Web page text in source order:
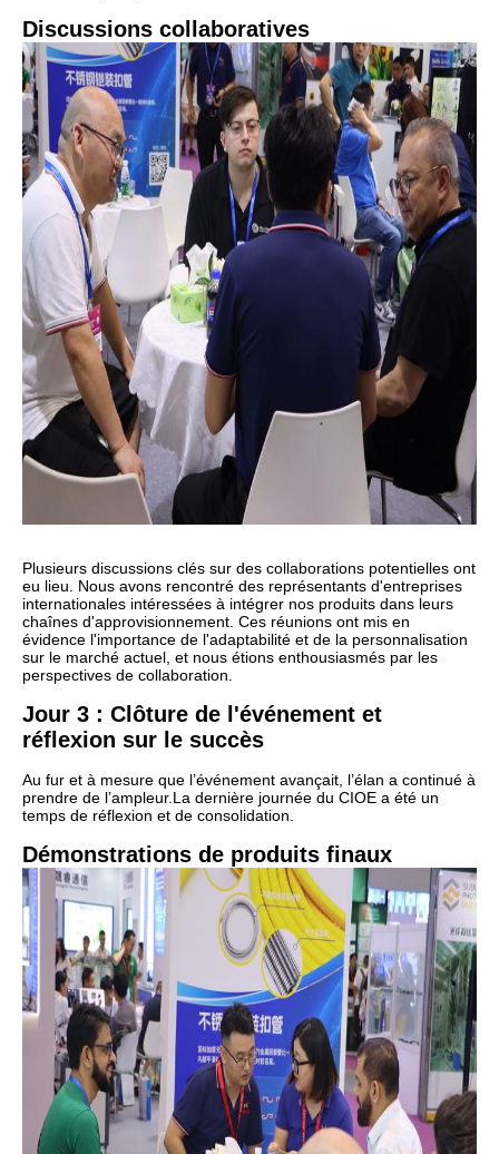
Discussions collaboratives
Plusieurs discussions clés sur des collaborations potentielles ont
eu lieu. Nous avons rencontré des représentants d'entreprises
internationales intéressées à intégrer nos produits dans leurs
chaînes d'approvisionnement. Ces réunions ont mis en
évidence l'importance de l'adaptabilité et de la personnalisation
sur le marché actuel, et nous étions enthousiasmés par les
perspectives de collaboration.
Jour 3 : Clôture de l'événement et
réflexion sur le succès
Au fur et à mesure que l’événement avançait, l’élan a continué à
prendre de l’ampleur. La dernière journée du CIOE a été un
temps de réflexion et de consolidation.
Démonstrations de produits finaux